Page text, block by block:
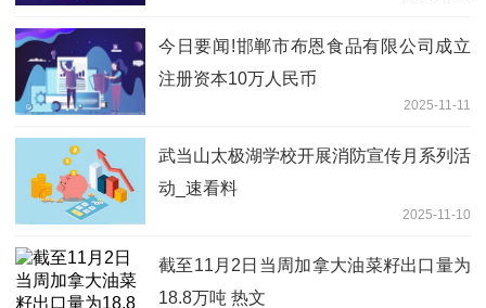
今日要闻!邯郸市布恩食品有限公司成立
注册资本10万人民币
2025-11-11
武当山太极湖学校开展消防宣传月系列活
动_速看料
2025-11-10
截至11月2日当周加拿大油菜籽出口量为
18.8万吨 热文